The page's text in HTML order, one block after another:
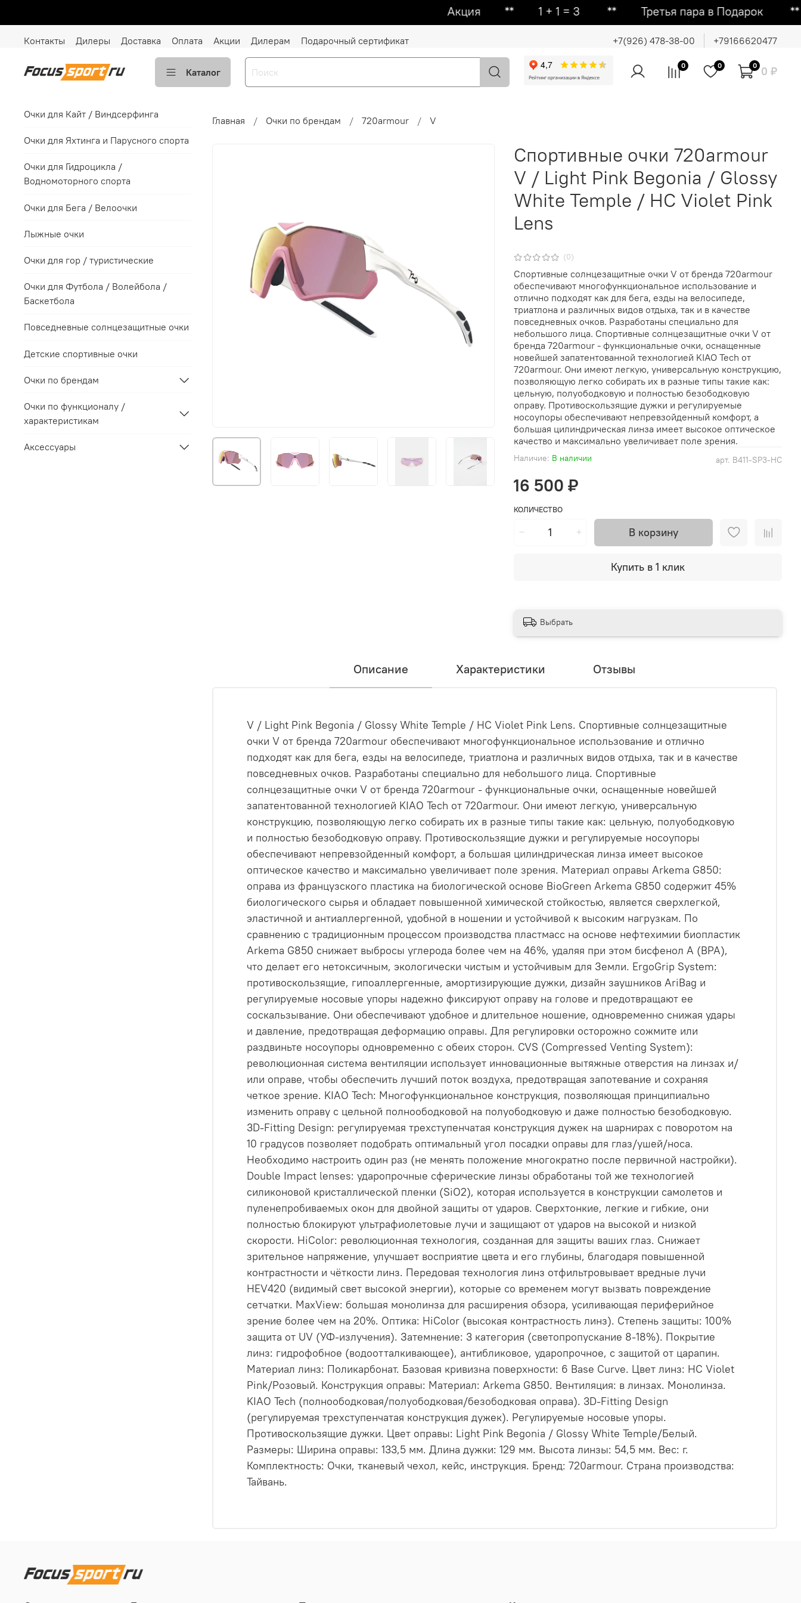
Акция ᕯ 1 + 1 = 3 ᕯ Третья пара в Подарок ᕯ Вторая
Контакты Дилеры Доставка Оплата Акции Дилерам Подарочный сертификат +7(926) 478-38-00 +79166620477
Каталог
0 0 0 0 ₽
Главная Очки по брендам 720armour V
(0)
арт. B411-SP3-HC
Наличие: В наличии
Спортивные очки 720armour
V / Light Pink Begonia / Glossy
White Temple / HC Violet Pink
Lens
16 500 ₽
КОЛИЧЕСТВО
В корзину
Купить в 1 клик
Спортивные солнцезащитные очки V от бренда 720armour
обеспечивают многофункциональное использование и
отлично подходят как для бега, езды на велосипеде,
триатлона и различных видов отдыха, так и в качестве
повседневных очков. Разработаны специально для
небольшого лица. Спортивные солнцезащитные очки V от
бренда 720armour - функциональные очки, оснащенные
новейшей запатентованной технологией KIAO Tech от
720armour. Они имеют легкую, универсальную конструкцию,
позволяющую легко собирать их в разные типы такие как:
цельную, полуободковую и полностью безободковую
оправу. Противоскользящие дужки и регулируемые
носоупоры обеспечивают непревзойденный комфорт, а
большая цилиндрическая линза имеет высокое оптическое
качество и максимально увеличивает поле зрения.
Выбрать
Описание Характеристики Отзывы
V / Light Pink Begonia / Glossy White Temple / HC Violet Pink Lens. Спортивные солнцезащитные
очки V от бренда 720armour обеспечивают многофункциональное использование и отлично
подходят как для бега, езды на велосипеде, триатлона и различных видов отдыха, так и в качестве
повседневных очков. Разработаны специально для небольшого лица. Спортивные
солнцезащитные очки V от бренда 720armour - функциональные очки, оснащенные новейшей
запатентованной технологией KIAO Tech от 720armour. Они имеют легкую, универсальную
конструкцию, позволяющую легко собирать их в разные типы такие как: цельную, полуободковую
и полностью безободковую оправу. Противоскользящие дужки и регулируемые носоупоры
обеспечивают непревзойденный комфорт, а большая цилиндрическая линза имеет высокое
оптическое качество и максимально увеличивает поле зрения. Материал оправы Arkema G850:
оправа из французского пластика на биологической основе BioGreen Arkema G850 содержит 45%
биологического сырья и обладает повышенной химической стойкостью, является сверхлегкой,
эластичной и антиаллергенной, удобной в ношении и устойчивой к высоким нагрузкам. По
сравнению с традиционным процессом производства пластмасс на основе нефтехимии биопластик
Arkema G850 снижает выбросы углерода более чем на 46%, удаляя при этом бисфенол А (BPA),
что делает его нетоксичным, экологически чистым и устойчивым для Земли. ErgoGrip System:
противоскользящие, гипоаллергенные, амортизирующие дужки, дизайн заушников AriBag и
регулируемые носовые упоры надежно фиксируют оправу на голове и предотвращают ее
соскальзывание. Они обеспечивают удобное и длительное ношение, одновременно снижая удары
и давление, предотвращая деформацию оправы. Для регулировки осторожно сожмите или
раздвиньте носоупоры одновременно с обеих сторон. CVS (Compressed Venting System):
революционная система вентиляции использует инновационные вытяжные отверстия на линзах и/
или оправе, чтобы обеспечить лучший поток воздуха, предотвращая запотевание и сохраняя
четкое зрение. KIAO Tech: Многофункциональное конструкция, позволяющая принципиально
изменить оправу с цельной полноободковой на полуободковую и даже полностью безободковую.
3D-Fitting Design: регулируемая трехступенчатая конструкция дужек на шарнирах с поворотом на
10 градусов позволяет подобрать оптимальный угол посадки оправы для глаз/ушей/носа.
Необходимо настроить один раз (не менять положение многократно после первичной настройки).
Double Impact lenses: ударопрочные сферические линзы обработаны той же технологией
силиконовой кристаллической пленки (SiO2), которая используется в конструкции самолетов и
пуленепробиваемых окон для двойной защиты от ударов. Сверхтонкие, легкие и гибкие, они
полностью блокируют ультрафиолетовые лучи и защищают от ударов на высокой и низкой
скорости. HiColor: революционная технология, созданная для защиты ваших глаз. Снижает
зрительное напряжение, улучшает восприятие цвета и его глубины, благодаря повышенной
контрастности и чёткости линз. Передовая технология линз отфильтровывает вредные лучи
HEV420 (видимый свет высокой энергии), которые со временем могут вызвать повреждение
сетчатки. MaxView: большая монолинза для расширения обзора, усиливающая периферийное
зрение более чем на 20%. Оптика: HiColor (высокая контрастность линз). Степень защиты: 100%
защита от UV (УФ-излучения). Затемнение: 3 категория (светопропускание 8-18%). Покрытие
линз: гидрофобное (водоотталкивающее), антибликовое, ударопрочное, с защитой от царапин.
Материал линз: Поликарбонат. Базовая кривизна поверхности: 6 Base Curve. Цвет линз: HC Violet
Pink/Розовый. Конструкция оправы: Материал: Arkema G850. Вентиляция: в линзах. Монолинза.
KIAO Tech (полноободковая/полуободковая/безободковая оправа). 3D-Fitting Design
(регулируемая трехступенчатая конструкция дужек). Регулируемые носовые упоры.
Противоскользящие дужки. Цвет оправы: Light Pink Begonia / Glossy White Temple/Белый.
Размеры: Ширина оправы: 133,5 мм. Длина дужки: 129 мм. Высота линзы: 54,5 мм. Вес: г.
Комплектность: Очки, тканевый чехол, кейс, инструкция. Бренд: 720armour. Страна производства:
Тайвань.
Очки для Кайт / Виндсерфинга
Очки для Яхтинга и Парусного спорта
Очки для Гидроцикла /
Водномоторного спорта
Очки для Бега / Велоочки
Лыжные очки
Очки для гор / туристические
Очки для Футбола / Волейбола /
Баскетбола
Повседневные солнцезащитные очки
Детские спортивные очки
Очки по брендам
Очки по функционалу /
характеристикам
Аксессуары